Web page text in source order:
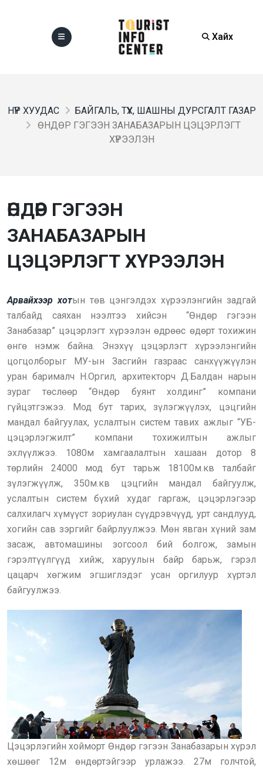
Хайх
НҮҮР ХУУДАС
БАЙГАЛЬ, ТҮҮХ, ШАШНЫ ДУРСГАЛТ ГАЗАР
ӨНДӨР ГЭГЭЭН ЗАНАБАЗАРЫН ЦЭЦЭРЛЭГТ
ХҮРЭЭЛЭН
ӨНДӨР ГЭГЭЭН
ЗАНАБАЗАРЫН
ЦЭЦЭРЛЭГТ ХҮРЭЭЛЭН
Арвайхээр хотын төв цэнгэлдэх хүрээлэнгийн задгай
талбайд саяхан нээлтээ хийсэн “Өндөр гэгээн
Занабазар” цэцэрлэгт хүрээлэн өдрөөс өдөрт тохижин
өнгө нэмж байна. Энэхүү цэцэрлэгт хүрээлэнгийн
цогцолборыг МУ-ын Засгийн газраас санхүүжүүлэн
уран барималч Н.Оргил, архитекторч Д.Балдан нарын
зураг төслөөр “Өндөр буянт холдинг” компани
гүйцэтгэжээ. Мод бут тарих, зүлэгжүүлэх, цэцгийн
мандал байгуулах, услалтын систем тавих ажлыг “УБ-
цэцэрлэгжилт” компани тохижилтын ажлыг
эхлүүлжээ. 1080м хамгаалалтын хашаан дотор 8
төрлийн 24000 мод бут тарьж 18100м.кв талбайг
зүлэгжүүлж, 350м.кв цэцгийн мандал байгуулж,
услалтын систем бүхий худаг гаргаж, цэцэрлэгээр
салхилагч хүмүүст зориулан сүүдрэвчүүд, урт сандлууд,
хогийн сав зэргийг байрлуулжээ. Мөн явган хүний зам
засаж, автомашины зогсоол бий болгож, замын
гэрэлтүүлгүүд хийж, харуулын байр барьж, гэрэл
цацарч хөгжим эгшиглэдэг усан оргилуур хүртэл
байгуулжээ.
Цэцэрлэгийн хойморт Өндөр гэгээн Занабазарын хүрэл
хөшөөг 12м өндөртэйгээр урлажээ. 27м голчтой,